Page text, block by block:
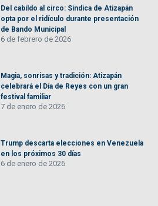
Del cabildo al circo: Síndica de Atizapán
opta por el ridículo durante presentación
de Bando Municipal
6 de febrero de 2026
Magia, sonrisas y tradición: Atizapán
celebrará el Día de Reyes con un gran
festival familiar
7 de enero de 2026
Trump descarta elecciones en Venezuela
en los próximos 30 días
6 de enero de 2026